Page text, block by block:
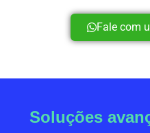
Fale com
Soluções